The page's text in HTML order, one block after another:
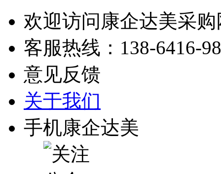
欢迎访问康企达美采购
客服热线： 138-6416-
意见反馈
关于我们
手机康企达美